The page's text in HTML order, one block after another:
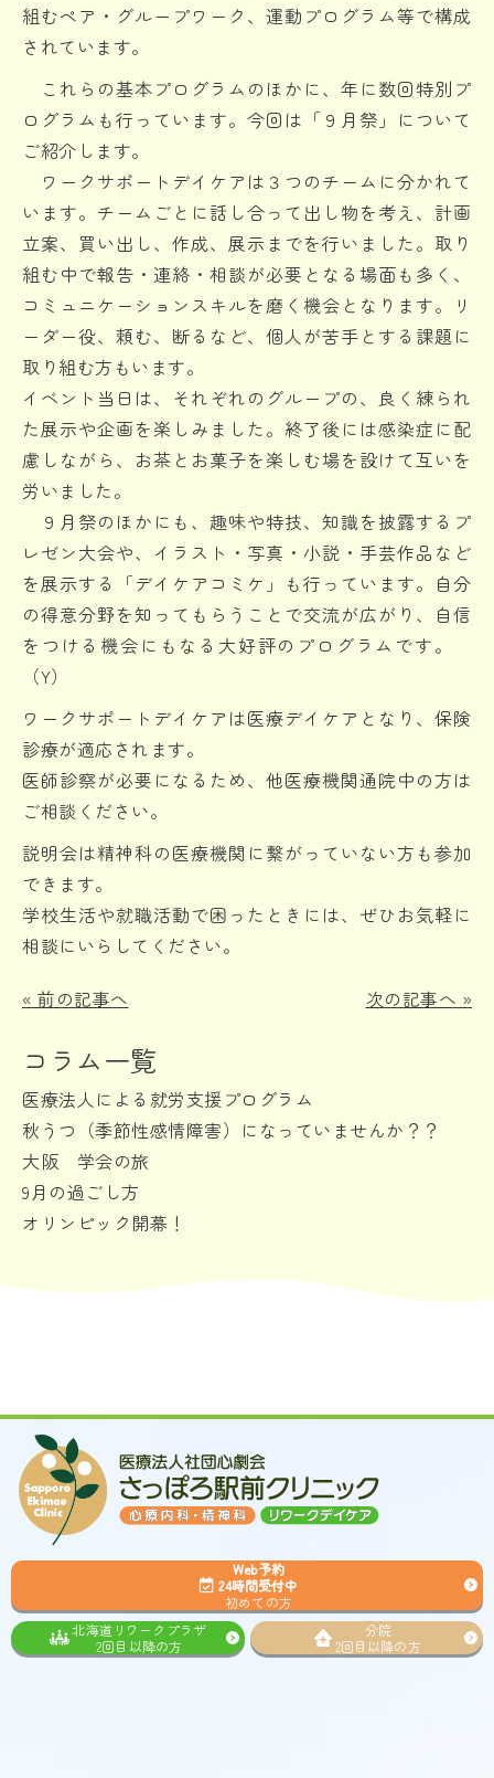
組むペア・グループワーク、運動プログラム等で構成
されています。
これらの基本プログラムのほかに、年に数回特別プ
ログラムも行っています。今回は「９月祭」について
ご紹介します。
ワークサポートデイケアは３つのチームに分かれて
います。チームごとに話し合って出し物を考え、計画
立案、買い出し、作成、展示までを行いました。取り
組む中で報告・連絡・相談が必要となる場面も多く、
コミュニケーションスキルを磨く機会となります。リ
ーダー役、頼む、断るなど、個人が苦手とする課題に
取り組む方もいます。
イベント当日は、それぞれのグループの、良く練られ
た展示や企画を楽しみました。終了後には感染症に配
慮しながら、お茶とお菓子を楽しむ場を設けて互いを
労いました。
９月祭のほかにも、趣味や特技、知識を披露するプ
レゼン大会や、イラスト・写真・小説・手芸作品など
を展示する「デイケアコミケ」も行っています。自分
の得意分野を知ってもらうことで交流が広がり、自信
をつける機会にもなる大好評のプログラムです。
（Y）
ワークサポートデイケアは医療デイケアとなり、保険
診療が適応されます。
医師診察が必要になるため、他医療機関通院中の方は
ご相談ください。
説明会は精神科の医療機関に繋がっていない方も参加
できます。
学校生活や就職活動で困ったときには、ぜひお気軽に
相談にいらしてください。
« 前の記事へ 次の記事へ »
コラム一覧
医療法人による就労支援プログラム
秋うつ（季節性感情障害）になっていませんか？？
大阪 学会の旅
9月の過ごし方
オリンピック開幕！
北海道リワークプラザ
2回目以降の方
分院
2回目以降の方
Web予約
24時間受付中
初めての方